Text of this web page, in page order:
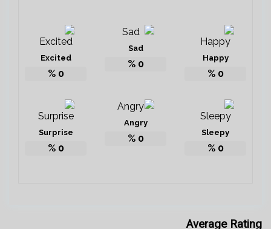
Happy
0
%
Sad
0
%
Excited
0
%
Sleepy
0
%
Angry
0
%
Surprise
0
%
Average Rating